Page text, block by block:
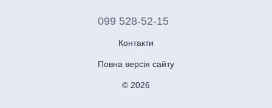
099 528-52-15
Контакти
Повна версія сайту
© 2026